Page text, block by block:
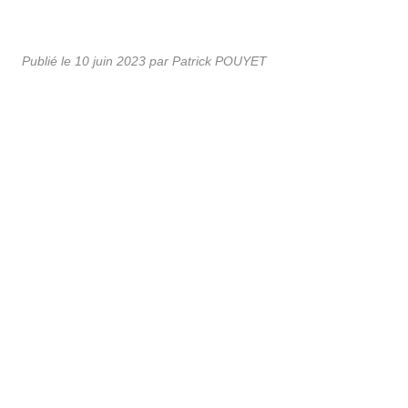
Publié le 10 juin 2023 par Patrick POUYET